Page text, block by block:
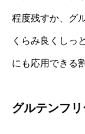
程度残すか、グ
くらみ良くしっ
にも応用できる
グルテンフ